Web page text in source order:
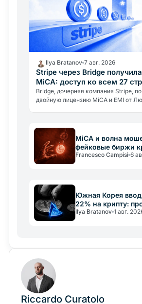
Ilya Bratanov 7 авг. 2026
Stripe через Bridge
MiCA: доступ ко всем 27
Bridge, дочерняя компания Stripe,
двойную лицензию MiCA и EMI от
MiCA и волна
фейковые биржи
крипту
Francesco Campisi 6
Южная Корея
22% на крипту:
знакомая и России
Ilya Bratanov 1 авг.
Riccardo Curatolo